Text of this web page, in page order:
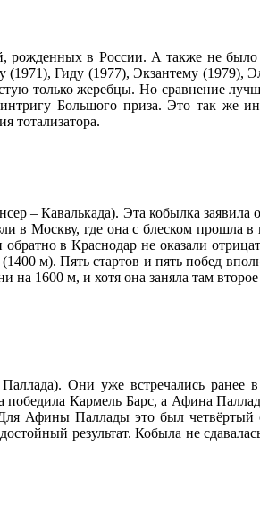
рожденных в России. А также не
(1971), Гиду (1977), Экзантему
только жеребцы. Но сравнение
Большого приза. Это так же
тотализатора.
– Кавалькада). Эта кобылка
в Москву, где она с блеском прошла
в Краснодар не оказали
м). Пять стартов и пять побед
1600 м, и хотя она заняла там
Они уже встречались ранее в
Кармель Барс, а Афина
Афины Паллады это был четвёртый
результат. Кобыла не